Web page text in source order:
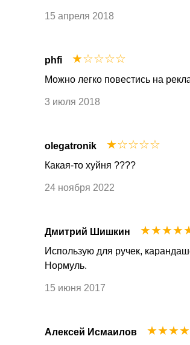
15 апреля 2018
phfi ☆
☆
☆
☆
☆
Можно легко повестись на
3 июля 2018
olegatronik ☆
☆
☆
☆
☆
Какая-то хуйня ????
24 ноября 2022
Дмитрий Шишкин ☆
☆
☆
☆
Использую для ручек,
Нормуль.
15 июня 2017
Алексей Исмаилов ☆
☆
☆
☆